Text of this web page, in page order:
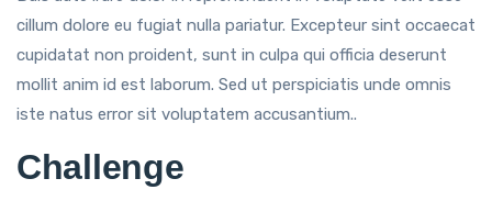
cillum dolore eu fugiat nulla pariatur. Excepteur sint occaecat
cupidatat non proident, sunt in culpa qui officia deserunt
mollit anim id est laborum. Sed ut perspiciatis unde omnis
iste natus error sit voluptatem accusantium..
Challenge